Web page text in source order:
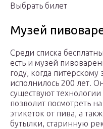
Выбрать билет
Музей
Среди списка
есть и музей
году, когда
исполнилось 200 лет.
существуют
позволит посмотреть
этикеток от пива, а
бутылки, старинную